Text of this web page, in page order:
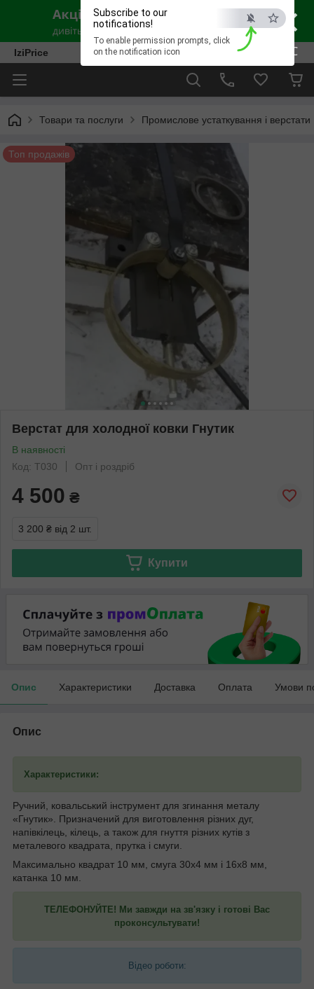
×
ESC
Subscribe to our
notifications!
To enable permission prompts, click
on the notification icon
IziPrice
Товари та послуги Промислове устаткування і верстати
Топ продажів
Верстат для холодної ковки Гнутик
В наявності
Код: Т030
Опт і роздріб
4 500 ₴
3 200 ₴ від 2 шт.
Купити
Опис Характеристики Доставка Оплата Умови
Опис
Характеристики:
Ручний, ковальський інструмент для згинання металу
«Гнутик». Призначений для виготовлення різних дуг,
напівкілець, кілець, а також для гнуття різних кутів з
металевого квадрата, прутка і смуги.
Максимально квадрат 10 мм, смуга 30х4 мм і 16х8 мм,
катанка 10 мм.
ТЕЛЕФОНУЙТЕ! Ми завжди на зв'язку і готові Вас
проконсультувати!
Відео роботи: